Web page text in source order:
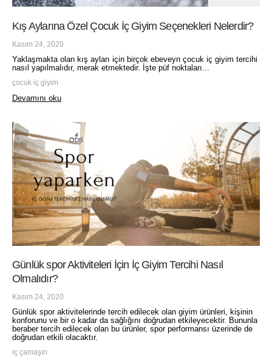
Kış Aylarına Özel Çocuk İç Giyim Seçenekleri Nelerdir?
Kasım 24, 2020
Yaklaşmakta olan kış ayları için birçok ebeveyn çocuk iç giyim tercihi
nasıl yapılmalıdır, merak etmektedir. İşte püf noktaları...
çocuk iç giyim
Devamını oku
Günlük spor Aktiviteleri İçin İç Giyim Tercihi Nasıl
Olmalıdır?
Kasım 24, 2020
Günlük spor aktivitelerinde tercih edilecek olan giyim ürünleri, kişinin
konforunu ve bir o kadar da sağlığını doğrudan etkileyecektir. Bununla
beraber tercih edilecek olan bu ürünler, spor performansı üzerinde de
doğrudan etkili olacaktır.
iç çamaşırı